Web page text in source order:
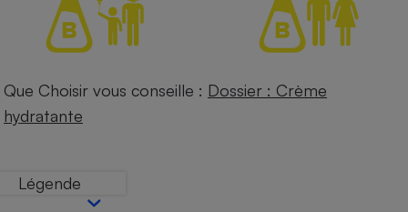
Que Choisir vous conseille : Dossier : Crème
hydratante
Légende
Complément
alimentaire
Assurance emprunteur
Petit électroménager -